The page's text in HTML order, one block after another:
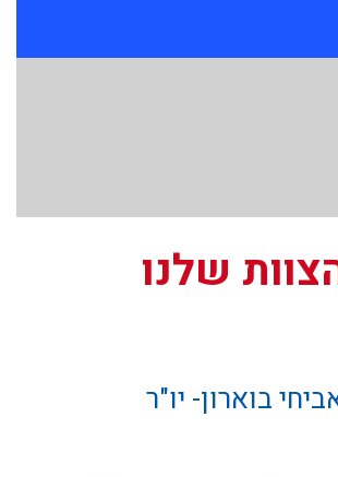
שלנו
בוארון- יו"ר